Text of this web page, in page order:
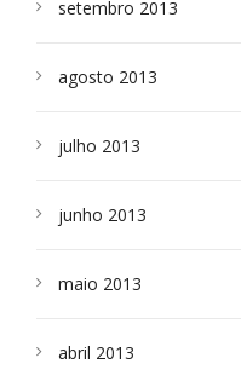
setembro 2013
agosto 2013
julho 2013
junho 2013
maio 2013
abril 2013